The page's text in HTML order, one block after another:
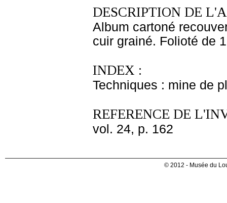
DESCRIPTION DE
Album cartoné
cuir grainé. Folioté de
INDEX :
Techniques : mine de
REFERENCE DE
vol. 24, p. 162
© 2012 - Musée du